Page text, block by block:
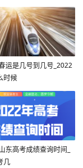
运是几号到几号_2022
时候
东高考成绩查询时间_
几